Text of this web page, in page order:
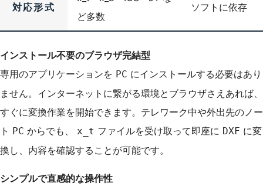
対応形式
ど多数
ソフトに依存
インストール不要のブラウザ完結型
専用のアプリケーションを PC にインストールする必要はあり
ません。インターネットに繋がる環境とブラウザさえあれば、
すぐに変換作業を開始できます。テレワーク中や外出先のノー
ト PC からでも、 x_t ファイルを受け取って即座に DXF に変
換し、内容を確認することが可能です。
シンプルで直感的な操作性